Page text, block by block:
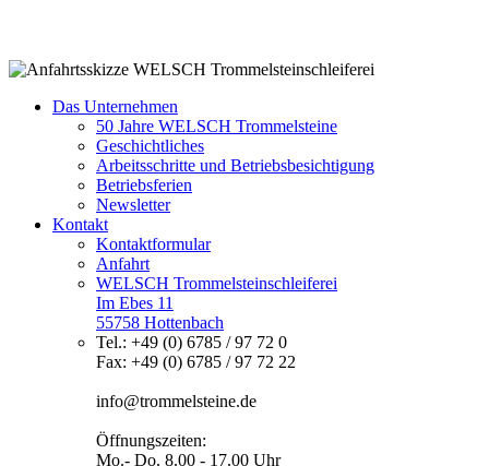
Das Unternehmen
50 Jahre WELSCH Trommelsteine
Geschichtliches
Arbeitsschritte und Betriebsbesichtigung
Betriebsferien
Newsletter
Kontakt
Kontaktformular
Anfahrt
WELSCH Trommelsteinschleiferei
Im Ebes 11
55758 Hottenbach
Tel.: +49 (0) 6785 / 97 72 0
Fax: +49 (0) 6785 / 97 72 22
info@trommelsteine.de
Öffnungszeiten:
Mo.- Do. 8.00 - 17.00 Uhr